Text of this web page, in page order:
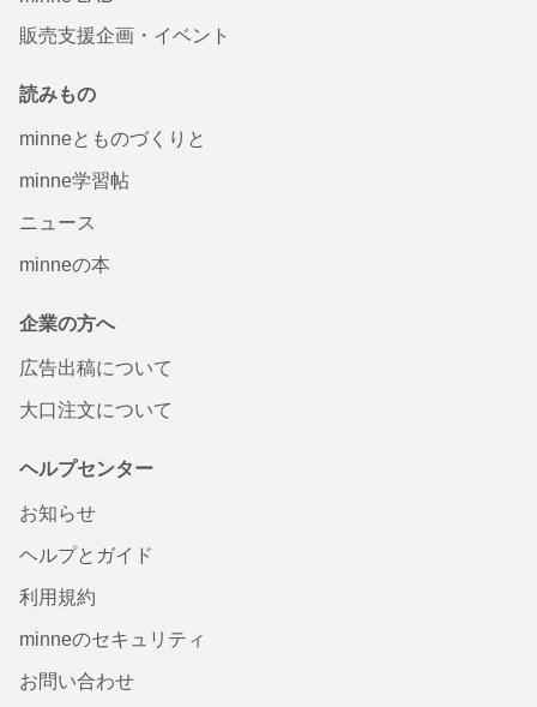
販売支援企画・イベント
読みもの
minneとものづくりと
minne学習帖
ニュース
minneの本
企業の方へ
広告出稿について
大口注文について
ヘルプセンター
お知らせ
ヘルプとガイド
利用規約
minneのセキュリティ
お問い合わせ